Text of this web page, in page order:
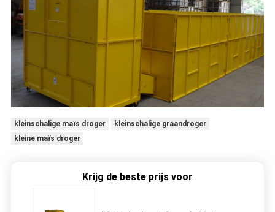
kleinschalige maïs droger
kleinschalige graandroger
kleine maïs droger
Krijg de beste prijs voor